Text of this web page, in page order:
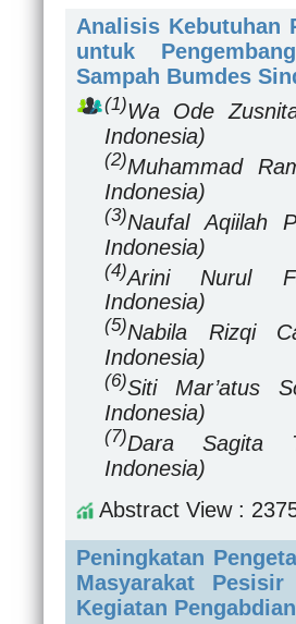
Analisis Kebutuhan
untuk
Sampah Bumdes
(1)Wa Ode
Indonesia)
(2)Muhammad
Indonesia)
(3)Naufal Aqiilah
Indonesia)
(4)Arini Nurul
Indonesia)
(5)Nabila Rizqi
Indonesia)
(6)Siti Mar’atus
Indonesia)
(7)Dara Sagita
Indonesia)
Abstract View :
Peningkatan
Masyarakat
Kegiatan